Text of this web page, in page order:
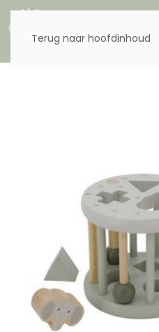
Terug naar hoofdinhoud